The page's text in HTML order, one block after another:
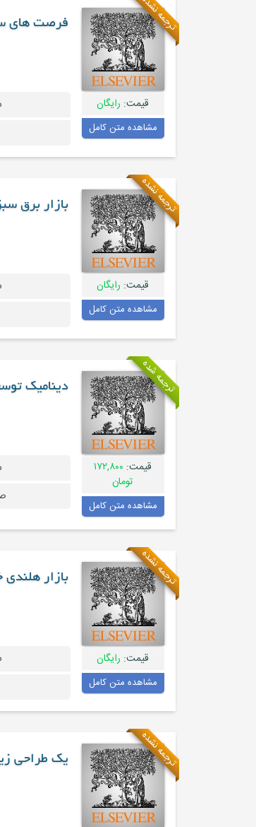
ترجمه نشده
قیمت: رایگان
مشاهده متن کامل
فرصت های
ترجمه نشده
قیمت: رایگان
مشاهده متن کامل
بازار برق
ترجمه شده
قیمت: ۱۷۲,۸۰۰
تومان
مشاهده متن کامل
دینامیک
ترجمه نشده
قیمت: رایگان
مشاهده متن کامل
بازار
ترجمه نشده یک طراحی